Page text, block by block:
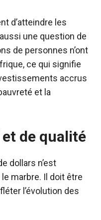
d’atteindre les
une question de
de personnes n’ont
ce qui signifie
accrus
et la
et de qualité
dollars n’est
marbre. Il doit être
l’évolution des